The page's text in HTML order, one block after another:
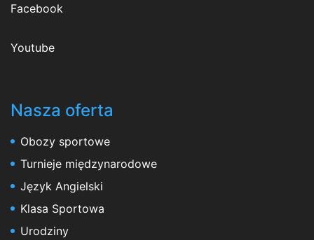
Facebook
Youtube
Nasza oferta
Obozy sportowe
Turnieje międzynarodowe
Język Angielski
Klasa Sportowa
Urodziny